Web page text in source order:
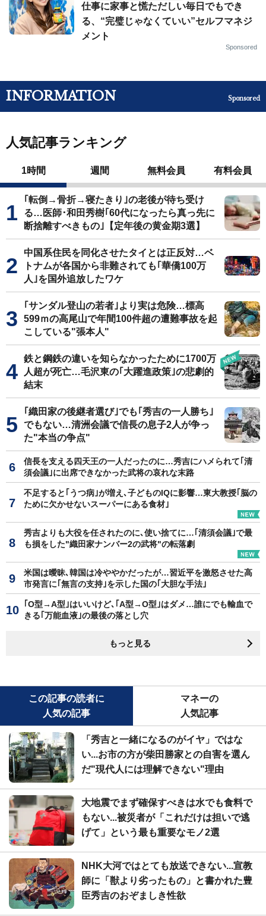
仕事に家事と慌ただしい毎日でもでき
る、“完璧じゃなくていい”セルフマネジ
メント
Sponsored
INFORMATION Sponsored
人気記事ランキング
1時間 週間 無料会員 有料会員
｢転倒→骨折→寝たきり｣の老後が待ち受け
る…医師･和田秀樹｢60代になったら真っ先に
断捨離すべきもの｣【定年後の黄金期3選】
中国系住民を同化させたタイとは正反対…ベ
トナムが各国から非難されても｢華僑100万
人｣を国外追放したワケ
｢サンダル登山の若者｣より実は危険…標高
599ｍの高尾山で年間100件超の遭難事故を起
こしている"張本人"
鉄と鋼鉄の違いを知らなかったために1700万
人超が死亡…毛沢東の｢大躍進政策｣の悲劇的
結末
｢織田家の後継者選び｣でも｢秀吉の一人勝ち｣
でもない…清洲会議で信長の息子2人が争っ
た"本当の争点"
信長を支える四天王の一人だったのに…秀吉にハメられて｢清
須会議｣に出席できなかった武将の哀れな末路
不足すると｢うつ病｣が増え､子どものIQに影響…東大教授｢脳の
ために欠かせないスーパーにある食材｣
秀吉よりも大役を任されたのに､使い捨てに…｢清須会議｣で最
も損をした"織田家ナンバー2の武将"の転落劇
米国は曖昧､韓国は冷ややかだったが…習近平を激怒させた高
市発言に｢無言の支持｣を示した国の｢大胆な手法｣
｢O型→A型｣はいいけど､｢A型→O型｣はダメ…誰にでも輸血で
きる｢万能血液｣の最後の落とし穴
もっと見る
この記事の読者に
人気の記事
マネーの
人気記事
「秀吉と一緒になるのがイヤ」ではな
い...お市の方が柴田勝家との自害を選ん
だ"現代人には理解できない"理由
大地震でまず確保すべきは水でも食料で
もない...被災者が「これだけは担いで逃
げて」という最も重要なモノ2選
NHK大河ではとても放送できない...宣教
師に「獣より劣ったもの」と書かれた豊
臣秀吉のおぞましき性欲